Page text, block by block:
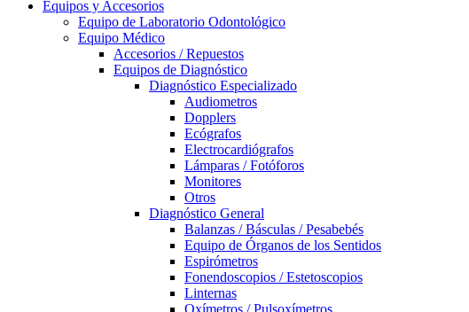
Equipos y Accesorios
Equipo de Laboratorio Odontológico
Equipo Médico
Accesorios / Repuestos
Equipos de Diagnóstico
Diagnóstico Especializado
Audiometros
Dopplers
Ecógrafos
Electrocardiógrafos
Lámparas / Fotóforos
Monitores
Otros
Diagnóstico General
Balanzas / Básculas / Pesabebés
Equipo de Órganos de los Sentidos
Espirómetros
Fonendoscopios / Estetoscopios
Linternas
Oxímetros / Pulsoxímetros